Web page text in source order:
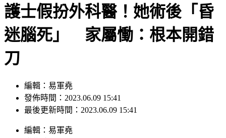
護士假扮外科醫！她術後「昏
迷腦死」 家屬慟：根本開錯
刀
編輯：易軍堯
發佈時間：2023.06.09 15:41
最後更新時間：2023.06.09 15:41
編輯 ： 易軍堯